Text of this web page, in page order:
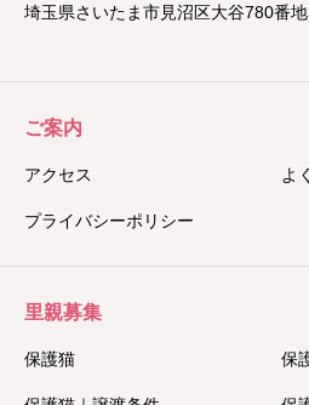
埼玉県さいたま市見沼区大谷780番地
ご案内
アクセス よ
プライバシーポリシー
里親募集
保護猫 保